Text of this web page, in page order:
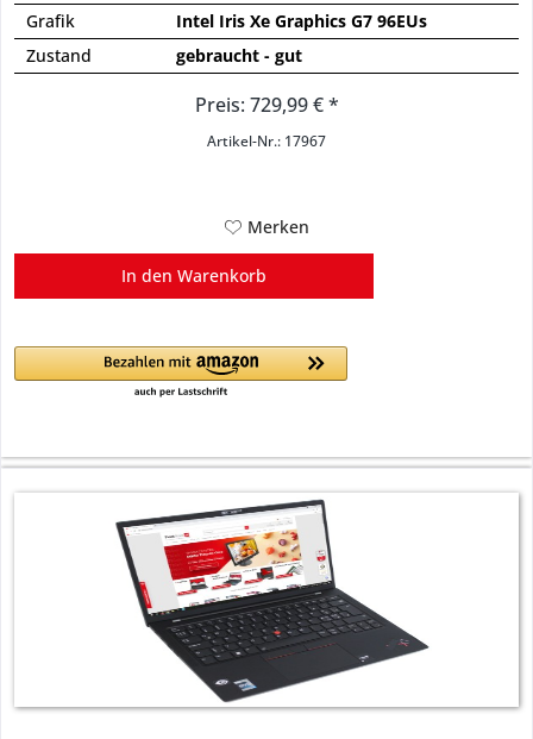
Grafik
Intel Iris Xe Graphics G7 96EUs
Zustand
gebraucht - gut
Preis: 729,99 € *
Artikel-Nr.: 17967
Merken
In den Warenkorb